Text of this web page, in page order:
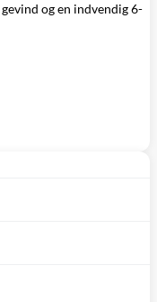
og en indvendig 6-